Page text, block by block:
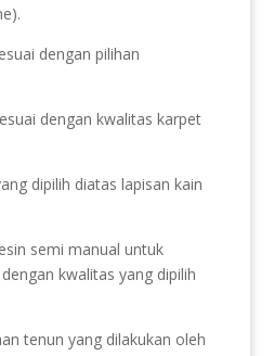
dengan pilihan
dengan kwalitas karpet
dipilih diatas lapisan kain
semi manual untuk
kwalitas yang dipilih
tenun yang dilakukan oleh